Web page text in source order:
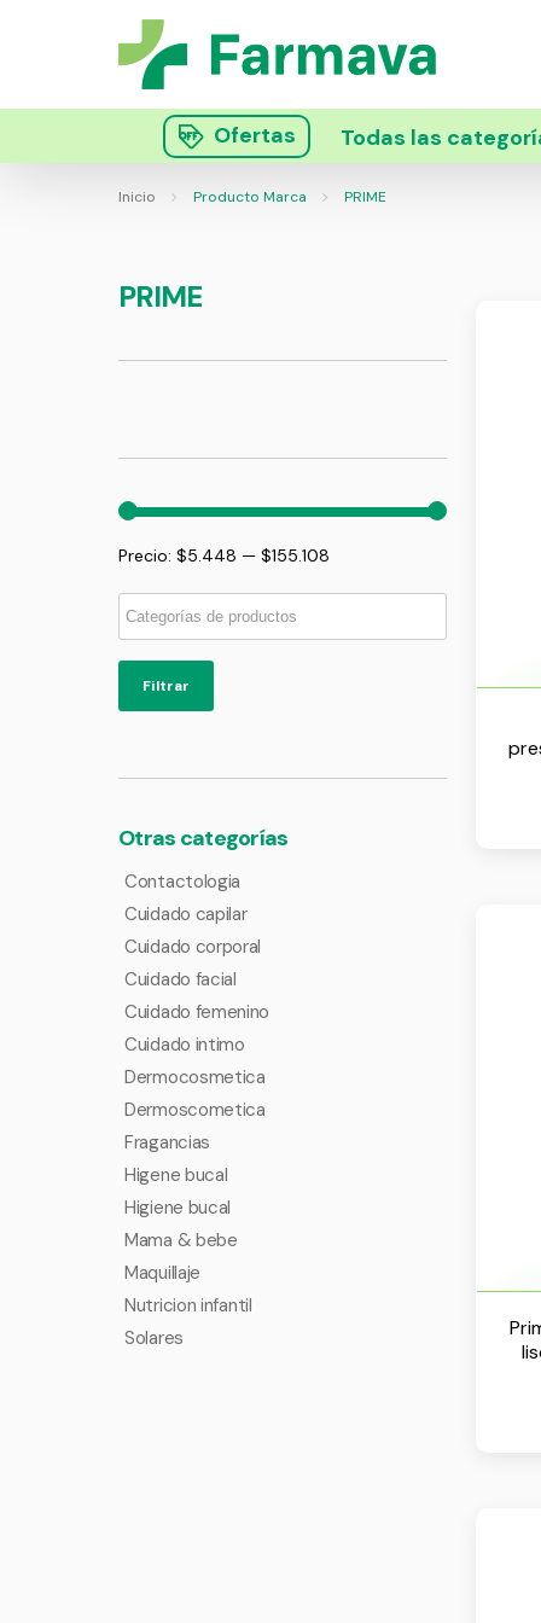
Ofertas Todas las
Inicio Producto Marca PRIME
PRIME
Precio: $5.448 — $155.108
Filtrar
Otras categorías
Contactologia
Cuidado capilar
Cuidado corporal
Cuidado facial
Cuidado femenino
Cuidado intimo
Dermocosmetica
Dermoscometica
Fragancias
Higene bucal
Higiene bucal
Mama & bebe
Maquillaje
Nutricion infantil
Solares